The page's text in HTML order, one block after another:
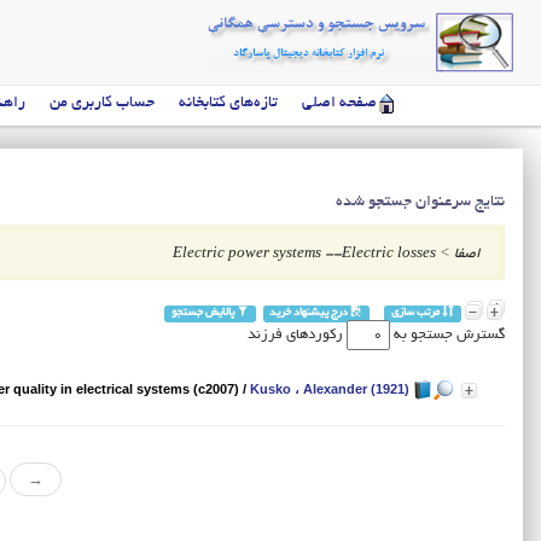
صفحه اصلی تازه‌های کتابخانه حساب کاربری من
نتایج سرعنوان جستجو شده
اصفا >
Electric power systems --Electric losses
مرتب سازی درج پیشنهاد خرید پالایش جستجو
گسترش جستجو به رکوردهای فرزند
quality in electrical systems (c2007) / Kusko ، Alexander (1921)
→